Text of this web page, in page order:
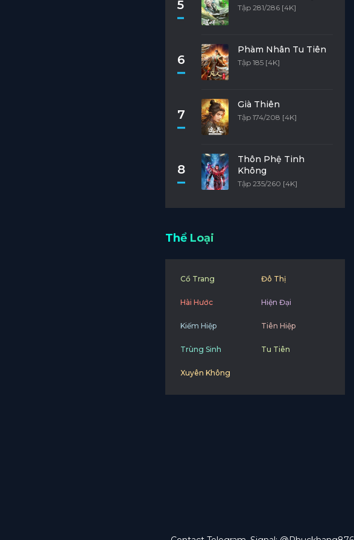
5 Tập 281/286 [4K]
6
Phàm Nhân Tu Tiên
Tập 185 [4K]
7
Già Thiên
Tập 174/208 [4K]
8
Thôn Phệ Tinh
Không
Tập 235/260 [4K]
Thể Loại
Cổ Trang Đô Thị
Hài Hước Hiện Đại
Kiếm Hiệp Tiên Hiệp
Trùng Sinh Tu Tiên
Xuyên Không